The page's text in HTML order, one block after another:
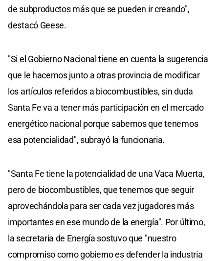
de subproductos más que se pueden ir creando",
destacó Geese.
"Si el Gobierno Nacional tiene en cuenta la sugerencia
que le hacemos junto a otras provincia de modificar
los artículos referidos a biocombustibles, sin duda
Santa Fe va a tener más participación en el mercado
energético nacional porque sabemos que tenemos
esa potencialidad", subrayó la funcionaria.
"Santa Fe tiene la potencialidad de una Vaca Muerta,
pero de biocombustibles, que tenemos que seguir
aprovechándola para ser cada vez jugadores más
importantes en ese mundo de la energía". Por último,
la secretaria de Energía sostuvo que "nuestro
compromiso como gobierno es defender la industria